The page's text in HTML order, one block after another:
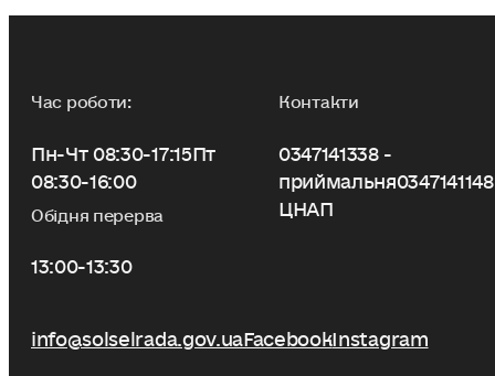
Час роботи:
Пн-Чт 08:30-17:15Пт
08:30-16:00
Обідня перерва
13:00-13:30
Контакти
0347141338 -
приймальня
ЦНАП
info@solselrada.gov.uaFacebookInstagram